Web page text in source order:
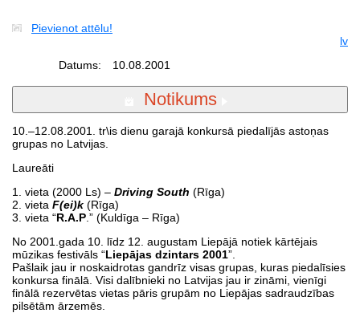
Pievienot attēlu!
lv
Datums:
10.08.2001
Notikums
10.–12.08.2001. tr\is dienu garajā konkursā piedalījās astoņas
grupas no Latvijas.
Laureāti
1. vieta (2000 Ls) – Driving South (Rīga)
2. vieta F(ei)k (Rīga)
3. vieta “R.A.P .” (Kuldīga – Rīga)
No 2001.gada 10. līdz 12. augustam Liepājā notiek kārtējais
mūzikas festivāls “Liepājas dzintars 2001”.
Pašlaik jau ir noskaidrotas gandrīz visas grupas, kuras piedalīsies
konkursa finālā. Visi dalībnieki no Latvijas jau ir zināmi, vienīgi
finālā rezervētas vietas pāris grupām no Liepājas sadraudzības
pilsētām ārzemēs.